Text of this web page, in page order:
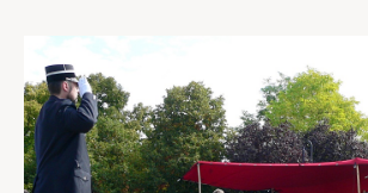
Développement professionnel